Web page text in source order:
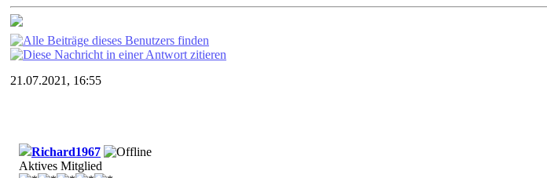
21.07.2021, 16:55
Richard1967
Aktives Mitglied